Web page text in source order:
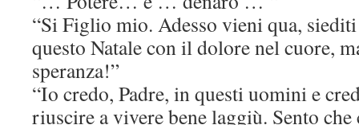
“Si Figlio mio. Adesso vieni qua, siediti
questo Natale con il dolore nel cuore,
speranza!”
“Io credo, Padre, in questi uomini e
riuscire a vivere bene laggiù. Sento che